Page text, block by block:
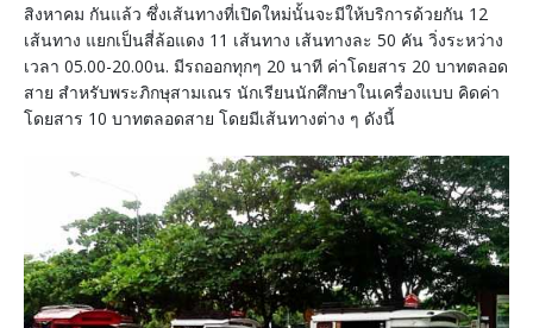
สิงหาคม กันแล้ว ซึ่งเส้นทางที่เปิดใหม่นั้นจะมีให้บริการด้วยกัน 12
เส้นทาง แยกเป็นสี่ล้อแดง 11 เส้นทาง เส้นทางละ 50 คัน วิ่งระหว่าง
เวลา 05.00-20.00น. มีรถออกทุกๆ 20 นาที ค่าโดยสาร 20 บาทตลอด
สาย สำหรับพระภิกษุสามเณร นักเรียนนักศึกษาในเครื่องแบบ คิดค่า
โดยสาร 10 บาทตลอดสาย โดยมีเส้นทางต่าง ๆ ดังนี้